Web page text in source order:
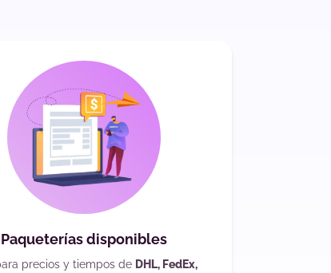
Paqueterías disponibles
precios y tiempos de DHL, FedEx,